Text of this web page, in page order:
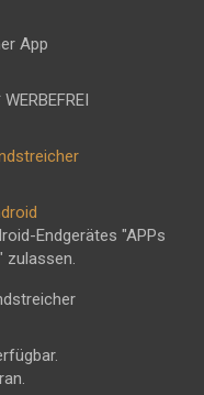
Endgerätes "APPs